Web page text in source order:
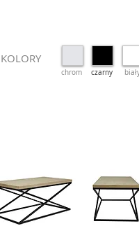
KOLORY
chrom czarny